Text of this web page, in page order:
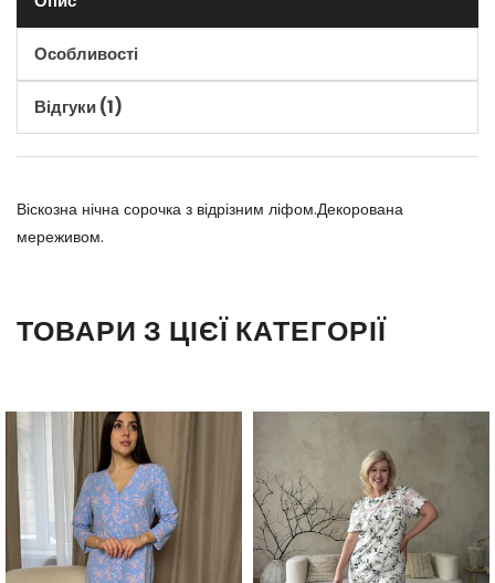
Особливості
Відгуки (1)
Віскозна нічна сорочка з відрізним ліфом.Декорована
мереживом.
ТОВАРИ З ЦІЄЇ КАТЕГОРІЇ